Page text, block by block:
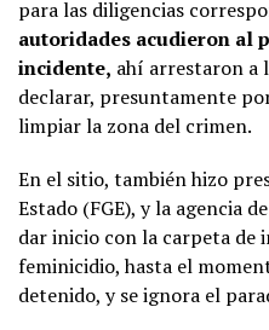
para las diligencias
autoridades acudieron al
incidente, ahí arrestaron a
declarar, presuntamente
limpiar la zona del crimen.
En el sitio, también hizo
Estado (FGE), y la agencia
dar inicio con la carpeta de
feminicidio, hasta el
detenido, y se ignora el